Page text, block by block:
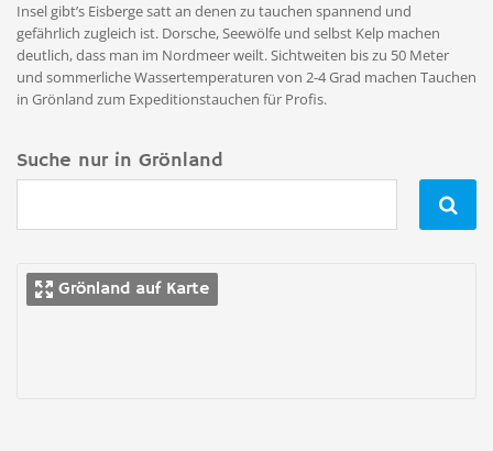
Insel gibt’s Eisberge satt an denen zu tauchen spannend und
gefährlich zugleich ist. Dorsche, Seewölfe und selbst Kelp machen
deutlich, dass man im Nordmeer weilt. Sichtweiten bis zu 50 Meter
und sommerliche Wassertemperaturen von 2-4 Grad machen Tauchen
in Grönland zum Expeditionstauchen für Profis.
Suche nur in Grönland

Grönland auf Karte